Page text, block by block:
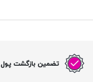
تضمین بازگشت پول